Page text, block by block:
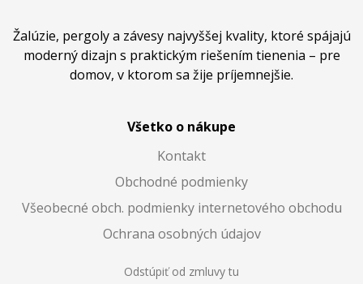
Žalúzie, pergoly a závesy najvyššej kvality, ktoré spájajú
moderný dizajn s praktickým riešením tienenia – pre
domov, v ktorom sa žije príjemnejšie.
Všetko o nákupe
Kontakt
Obchodné podmienky
Všeobecné obch. podmienky internetového obchodu
Ochrana osobných údajov
Odstúpiť od zmluvy tu